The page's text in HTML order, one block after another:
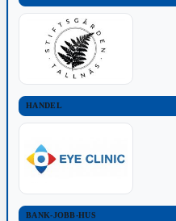
HANDEL
BANK-JOBB-HUS